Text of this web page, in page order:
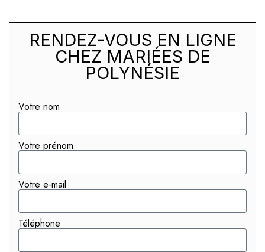
RENDEZ-VOUS EN LIGNE
CHEZ MARIÉES DE
POLYNÉSIE
Votre nom
Votre prénom
Votre e-mail
Téléphone